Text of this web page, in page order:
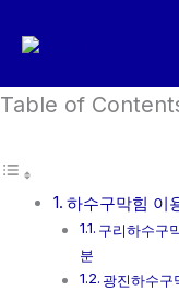
로
너
Table of
하수구막힘 이
구리하수구
분
광진하수구